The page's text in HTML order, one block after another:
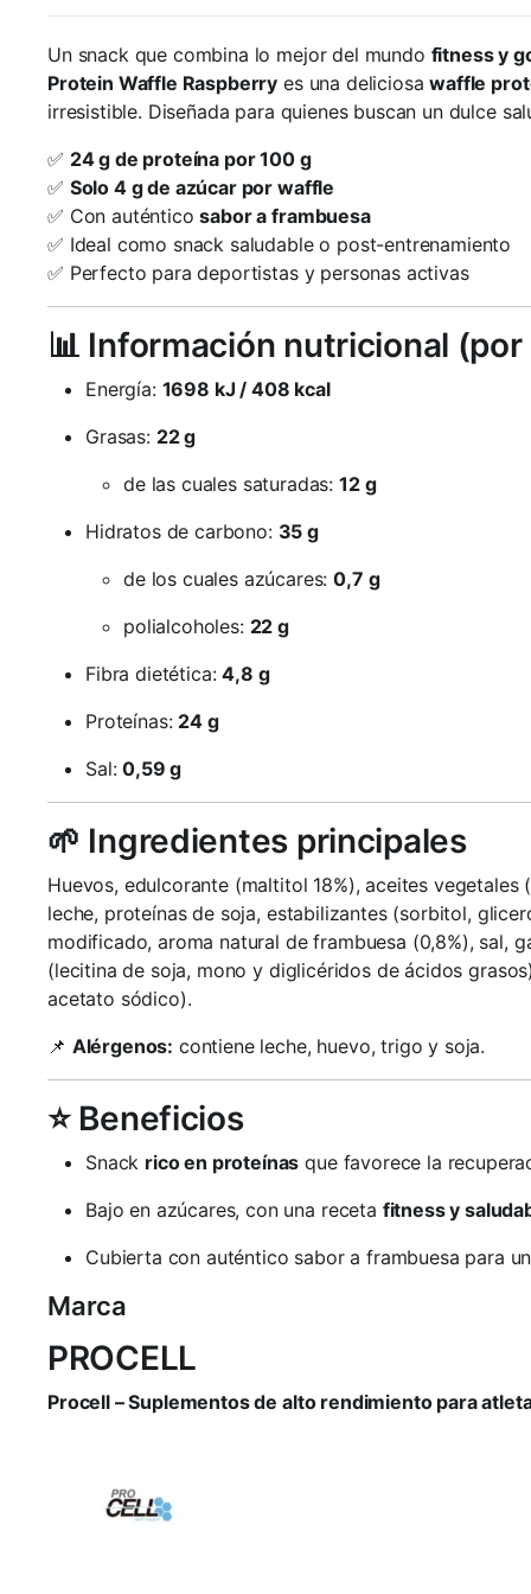
Un snack que combina lo mejor del mundo fitness y
Protein Waffle Raspberry es una deliciosawaffle
irresistible. Diseñada para quienes buscan un dulce
✅ 24 g de proteína por 100 g
✅ Solo 4 g de azúcar por waffle
✅ Con auténticosabor a frambuesa
✅ Ideal como snack saludable o post-entrenamiento
✅ Perfecto para deportistas y personas activas
📊 Información nutricional (por
Energía: 1698 kJ / 408 kcal
Grasas: 22 g
de las cuales saturadas: 12 g
Hidratos de carbono: 35 g
de los cuales azúcares:0,7 g
polialcoholes: 22 g
Fibra dietética:4,8 g
Proteínas: 24 g
Sal:0,59 g
🌱 Ingredientes principales
Huevos, edulcorante (maltitol 18%), aceites
leche, proteínas de soja, estabilizantes (sorbitol,
modificado, aroma natural de frambuesa (0,8%), sal,
(lecitina de soja, mono y diglicéridos de ácidos
acetato sódico).
📌 Alérgenos: contiene leche, huevo, trigo y soja.
⭐ Beneficios
Snack rico en proteínas que favorece la
Bajo en azúcares, con una receta fitness y
Cubierta con auténtico sabor a frambuesa para
Marca
PROCELL
Procell – Suplementos de alto rendimiento para